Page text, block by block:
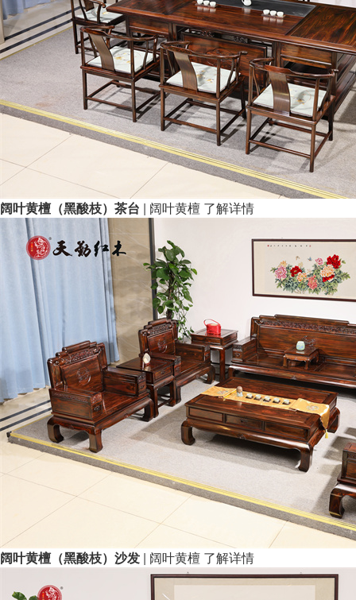
阔叶黄檀（黑酸枝）茶台 | 阔叶黄檀 了解详情
阔叶黄檀（黑酸枝）沙发 | 阔叶黄檀 了解详情